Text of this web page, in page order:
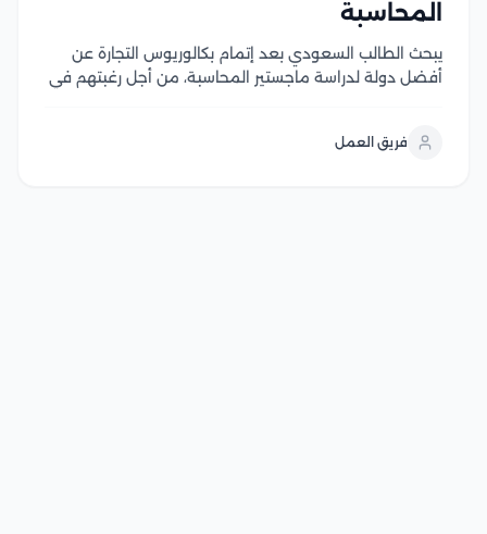
المحاسبة
يبحث الطالب السعودي بعد إتمام بكالوريوس التجارة عن
أفضل دولة لدراسة ماجستير المحاسبة، من أجل رغبتهم في
كل دولة للطلاب، إلى جانب التحديات التي...
فريق العمل